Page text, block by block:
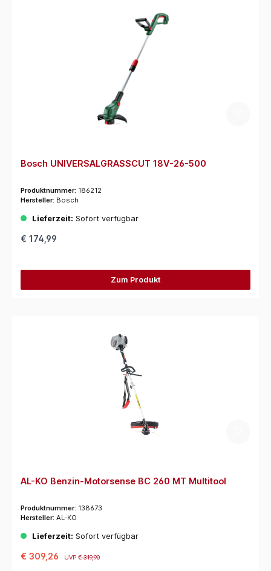
Bosch UNIVERSALGRASSCUT 18V-26-500
Produktnummer: 186212
Hersteller: Bosch
Lieferzeit: Sofort verfügbar
€ 174,99
Zum Produkt
AL-KO Benzin-Motorsense BC 260 MT Multitool
Produktnummer: 138673
Hersteller: AL-KO
Lieferzeit: Sofort verfügbar
€ 309,26 UVP€ 319,90